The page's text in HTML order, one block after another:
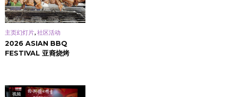
主页幻灯片 社区活动
2026 ASIAN BBQ
FESTIVAL 亚裔烧烤
视频